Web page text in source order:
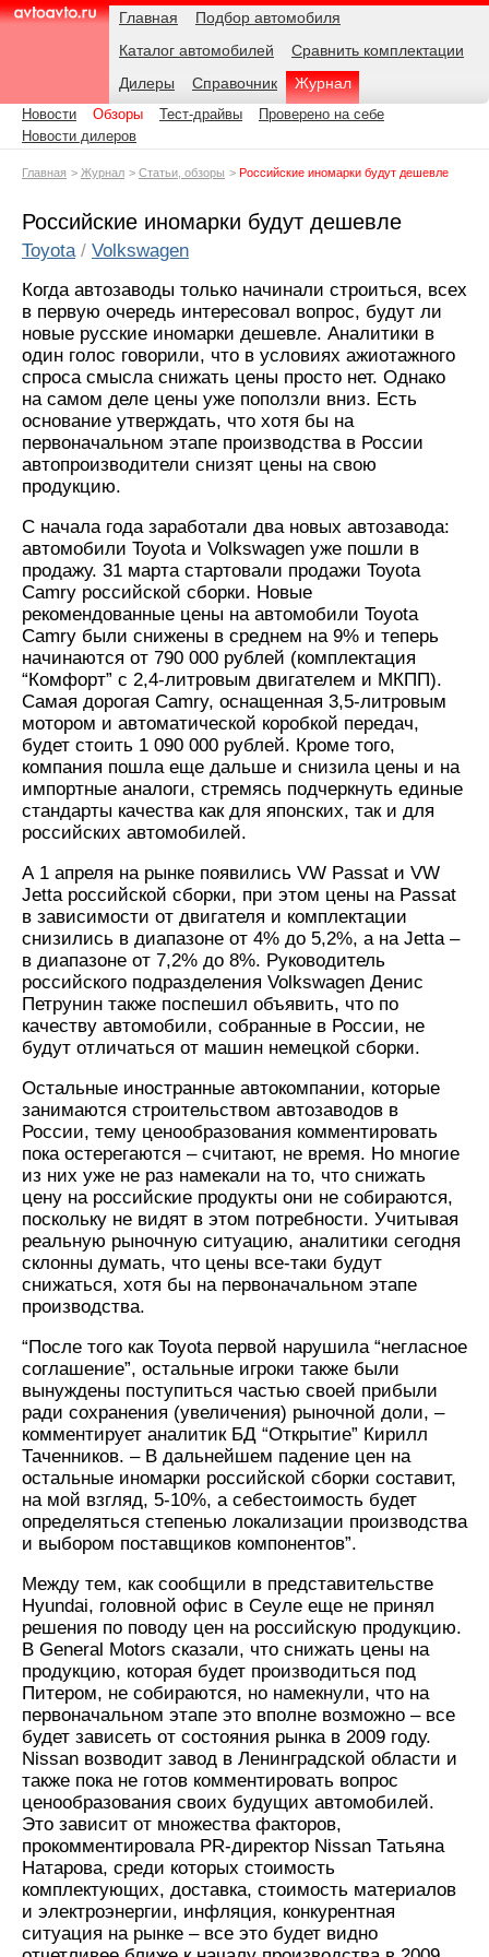
AvtoAvto.ru
Навигация Главная
Подбор автомобиля
Каталог автомобилей
Сравнить комплектации
Дилеры
Справочник Журнал
Подразделы
Новости Обзоры Тест-драйвы
Проверено на себе
Новости дилеров
Родительские
Главная Журнал Статьи, обзоры Российские иномарки будут дешевле
Российские иномарки будут дешевле
Toyota / Volkswagen
Когда автозаводы только начинали строиться, всех
в первую очередь интересовал вопрос, будут ли
новые русские иномарки дешевле. Аналитики в
один голос говорили, что в условиях ажиотажного
спроса смысла снижать цены просто нет. Однако
на самом деле цены уже поползли вниз. Есть
основание утверждать, что хотя бы на
первоначальном этапе производства в России
автопроизводители снизят цены на свою
продукцию.
С начала года заработали два новых автозавода:
автомобили Toyota и Volkswagen уже пошли в
продажу. 31 марта стартовали продажи Toyota
Camry российской сборки. Новые
рекомендованные цены на автомобили Toyota
Camry были снижены в среднем на 9% и теперь
начинаются от 790 000 рублей (комплектация
“Комфорт” с 2,4-литровым двигателем и МКПП).
Самая дорогая Camry, оснащенная 3,5-литровым
мотором и автоматической коробкой передач,
будет стоить 1 090 000 рублей. Кроме того,
компания пошла еще дальше и снизила цены и на
импортные аналоги, стремясь подчеркнуть единые
стандарты качества как для японских, так и для
российских автомобилей.
А 1 апреля на рынке появились VW Passat и VW
Jetta российской сборки, при этом цены на Passat
в зависимости от двигателя и комплектации
снизились в диапазоне от 4% до 5,2%, а на Jetta –
в диапазоне от 7,2% до 8%. Руководитель
российского подразделения Volkswagen Денис
Петрунин также поспешил объявить, что по
качеству автомобили, собранные в России, не
будут отличаться от машин немецкой сборки.
Остальные иностранные автокомпании, которые
занимаются строительством автозаводов в
России, тему ценообразования комментировать
пока остерегаются – считают, не время. Но многие
из них уже не раз намекали на то, что снижать
цену на российские продукты они не собираются,
поскольку не видят в этом потребности. Учитывая
реальную рыночную ситуацию, аналитики сегодня
склонны думать, что цены все-таки будут
снижаться, хотя бы на первоначальном этапе
производства.
“После того как Toyota первой нарушила “негласное
соглашение”, остальные игроки также были
вынуждены поступиться частью своей прибыли
ради сохранения (увеличения) рыночной доли, –
комментирует аналитик БД “Открытие” Кирилл
Таченников. – В дальнейшем падение цен на
остальные иномарки российской сборки составит,
на мой взгляд, 5-10%, а себестоимость будет
определяться степенью локализации производства
и выбором поставщиков компонентов”.
Между тем, как сообщили в представительстве
Hyundai, головной офис в Сеуле еще не принял
решения по поводу цен на российскую продукцию.
В General Motors сказали, что снижать цены на
продукцию, которая будет производиться под
Питером, не собираются, но намекнули, что на
первоначальном этапе это вполне возможно – все
будет зависеть от состояния рынка в 2009 году.
Nissan возводит завод в Ленинградской области и
также пока не готов комментировать вопрос
ценообразования своих будущих автомобилей.
Это зависит от множества факторов,
прокомментировала PR-директор Nissan Татьяна
Натарова, среди которых стоимость
комплектующих, доставка, стоимость материалов
и электроэнергии, инфляция, конкурентная
ситуация на рынке – все это будет видно
Дата: